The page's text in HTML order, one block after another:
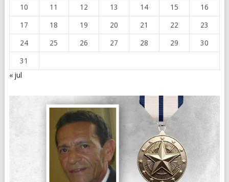
10 11 12 13 14 15 16
17 18 19 20 21 22 23
24 25 26 27 28 29 30
31
« jul